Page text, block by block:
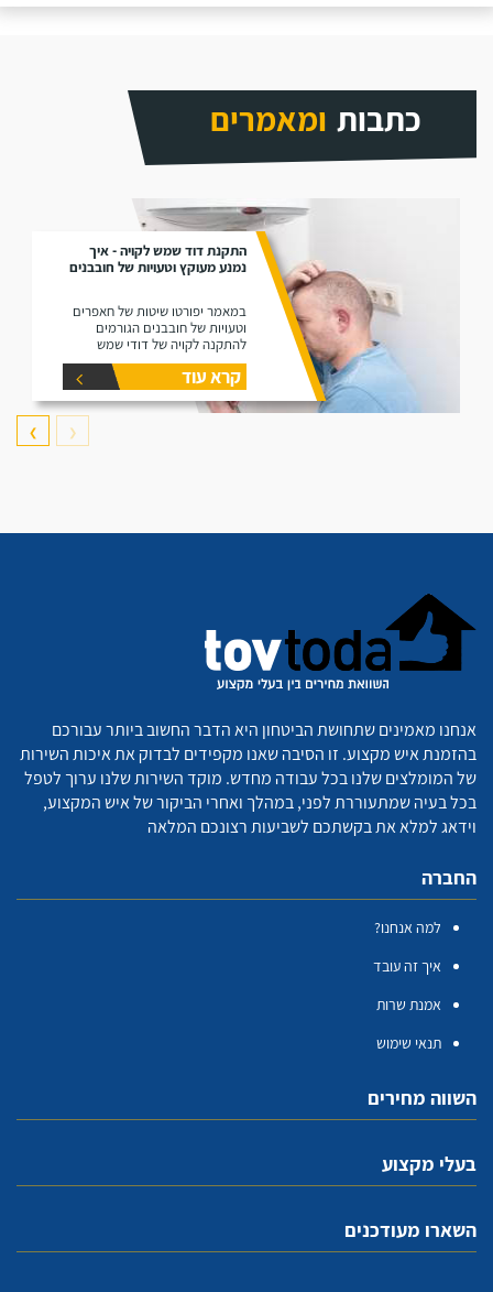
כתבות ומאמרים
התקנת דוד שמש לקויה - איך
נמנע מעוקץ וטעויות של חובבנים
במאמר יפורטו שיטות של חאפרים
וטעויות של חובבנים הגורמים
להתקנה לקויה של דודי שמש
קרא עוד
❮
❯
אנחנו מאמינים שתחושת הביטחון היא הדבר החשוב ביותר עבורכם
בהזמנת איש מקצוע. זו הסיבה שאנו מקפידים לבדוק את איכות השירות
של המומלצים שלנו בכל עבודה מחדש. מוקד השירות שלנו ערוך לטפל
בכל בעיה שמתעוררת לפני, במהלך ואחרי הביקור של איש המקצוע,
וידאג למלא את בקשתכם לשביעות רצונכם המלאה
החברה
למה אנחנו?
איך זה עובד
אמנת שרות
תנאי שימוש
השווה מחירים
בעלי מקצוע
השארו מעודכנים